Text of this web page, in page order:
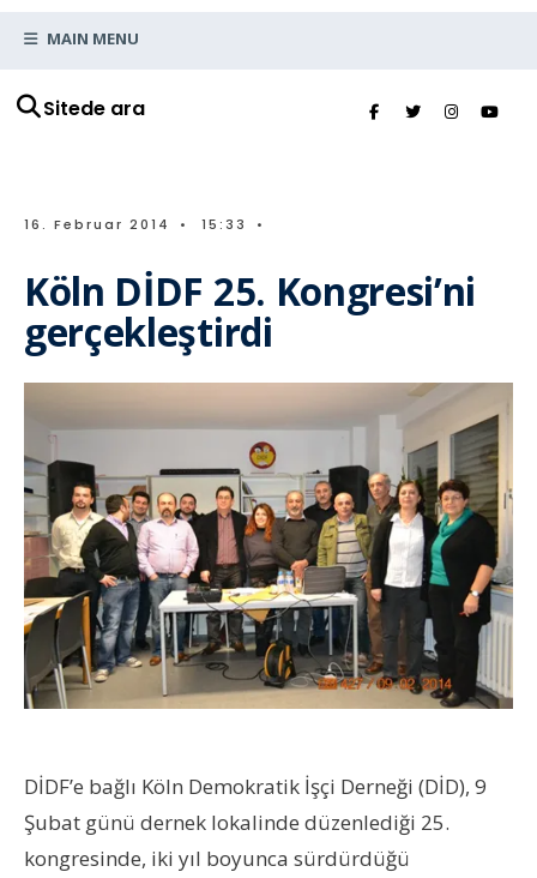
Sitede ara
MAIN MENU
16. Februar 2014 • 15:33 •
Köln DİDF 25. Kongresi’ni
gerçekleştirdi
DİDF’e bağlı Köln Demokratik İşçi Derneği (DİD), 9
Şubat günü dernek lokalinde düzenlediği 25.
kongresinde, iki yıl boyunca sürdürdüğü